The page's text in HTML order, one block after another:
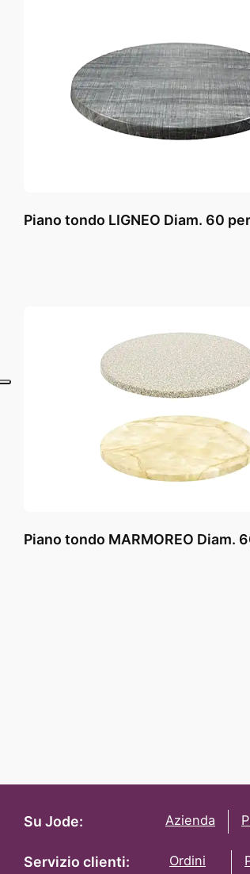
Piano tondo LIGNEO Diam. 60
Piano tondo MARMOREO Diam.
Su Jode: Azienda
Servizio clienti: Ordini